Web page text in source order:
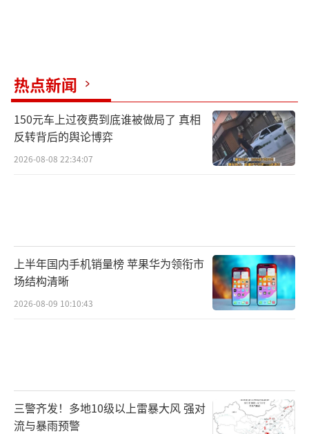
热点新闻
150元车上过夜费到底谁被做局了 真相
反转背后的舆论博弈
2026-08-08 22:34:07
上半年国内手机销量榜 苹果华为领衔市
场结构清晰
2026-08-09 10:10:43
三警齐发！多地10级以上雷暴大风 强对
流与暴雨预警